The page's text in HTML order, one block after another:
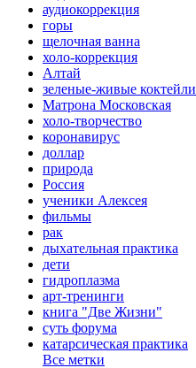
аудиокоррекция
горы
щелочная ванна
холо-коррекция
Алтай
зеленые-живые коктейли
Матрона Московская
холо-творчество
коронавирус
доллар
природа
Россия
ученики Алексея
фильмы
рак
дыхательная практика
дети
гидроплазма
арт-тренинги
книга "Две Жизни"
суть форума
катарсическая практика
Все метки